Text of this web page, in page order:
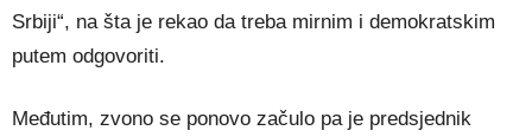
Srbiji“, na šta je rekao da treba mirnim i demokratskim
putem odgovoriti.
Međutim, zvono se ponovo začulo pa je predsjednik